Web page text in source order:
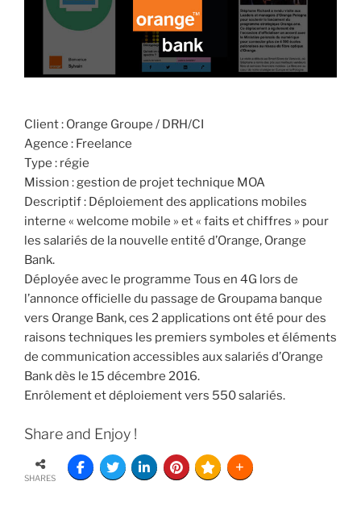
Client : Orange Groupe / DRH/CI
Agence : Freelance
Type : régie
Mission : gestion de projet technique MOA
Descriptif : Déploiement des applications mobiles
interne « welcome mobile » et « faits et chiffres » pour
les salariés de la nouvelle entité d’Orange, Orange
Bank.
Déployée avec le programme Tous en 4G lors de
l’annonce officielle du passage de Groupama banque
vers Orange Bank, ces 2 applications ont été pour des
raisons techniques les premiers symboles et éléments
de communication accessibles aux salariés d’Orange
Bank dès le 15 décembre 2016.
Enrôlement et déploiement vers 550 salariés.
Share and Enjoy !
SHARES